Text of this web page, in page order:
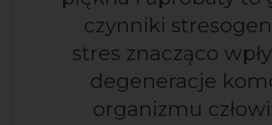
czynniki
stres znacząco
degeneracje
organizmu